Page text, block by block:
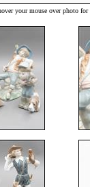
your mouse over photo